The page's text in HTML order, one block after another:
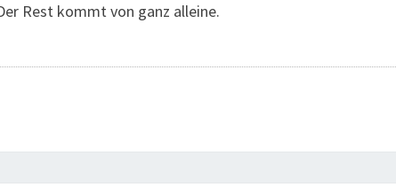
Rest kommt von ganz alleine.